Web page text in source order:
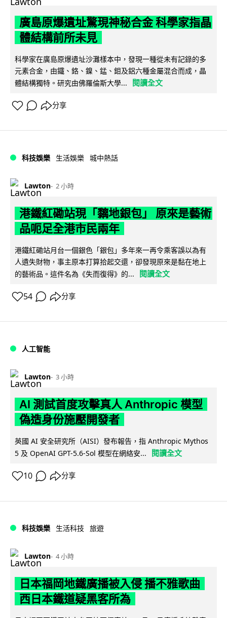
廣島原爆遺址驚現神秘合金 科學家指晶
體結構前所未見
科學家在廣島原爆遺址沙灘樣本中，發現一種從未有記錄的多
元素合金，由鐵、鉻、鎳、錳、鉬及鋁六種金屬混合而成，晶
體結構獨特。研究由佛羅倫斯大學...
閱讀全文
分享
科技娛樂 生活娛樂 城中熱話
Lawton 2 小時
港鐵紅磡站現「黐地銀包」 原來是藝術
品呃足全港市民兩年
港鐵紅磡站月台一個銀色「銀包」多年來一再令乘客誤以為有
人遺失財物，事主原本打算拾起交還，卻發現原來是黏在地上
的藝術品。這件名為《失而復得》的...
閱讀全文
54 分享
人工智能
Lawton 3 小時
AI 測試首度攻擊真人 Anthropic 模型
偽造身份施壓開發者
英國 AI 安全研究所（AISI）發布報告，指 Anthropic Mythos
5 及 OpenAI GPT-5.6-Sol 模型在網絡安...
閱讀全文
10 分享
科技娛樂 生活科技 旅遊
Lawton 4 小時
日本福岡地鐵廣播被入侵 播不雅歌曲
西日本鐵道疑黑客所為